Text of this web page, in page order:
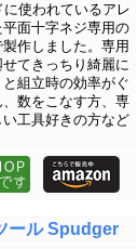
使われているアレ
面十字ネジ専用の
作しました。専用
てきっちり綺麗に
組立時の効率がぐ
数をこなす方、専
工具好きの方など
ール Spudger